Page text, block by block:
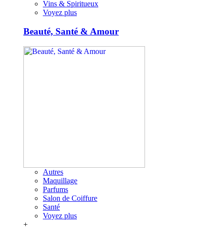
Vins & Spiritueux
Voyez plus
Beauté, Santé & Amour
Autres
Maquillage
Parfums
Salon de Coiffure
Santé
Voyez plus
+